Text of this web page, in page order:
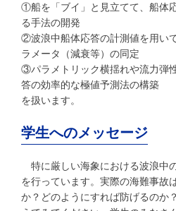
①船を「ブイ」と見立てて、船体
る手法の開発
②波浪中船体応答の計測値を用い
ラメータ（減衰等）の同定
③パラメトリック横揺れや流力弾
答の効率的な極値予測法の構築
を扱います。
学生へのメッセージ
特に厳しい海象における波浪中
を行っています。実際の海難事故
か？どのようにすれば防げるのか